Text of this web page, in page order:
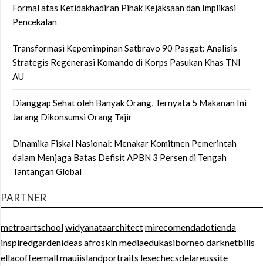
Formal atas Ketidakhadiran Pihak Kejaksaan dan Implikasi
Pencekalan
Transformasi Kepemimpinan Satbravo 90 Pasgat: Analisis
Strategis Regenerasi Komando di Korps Pasukan Khas TNI
AU
Dianggap Sehat oleh Banyak Orang, Ternyata 5 Makanan Ini
Jarang Dikonsumsi Orang Tajir
Dinamika Fiskal Nasional: Menakar Komitmen Pemerintah
dalam Menjaga Batas Defisit APBN 3 Persen di Tengah
Tantangan Global
PARTNER
metroartschoolwidyanataarchitectmirecomendadotienda
inspiredgardenideas afroskinmediaedukasiborneodarknetbills
ellacoffeemallmauiislandportraits lesechecsdelareussite